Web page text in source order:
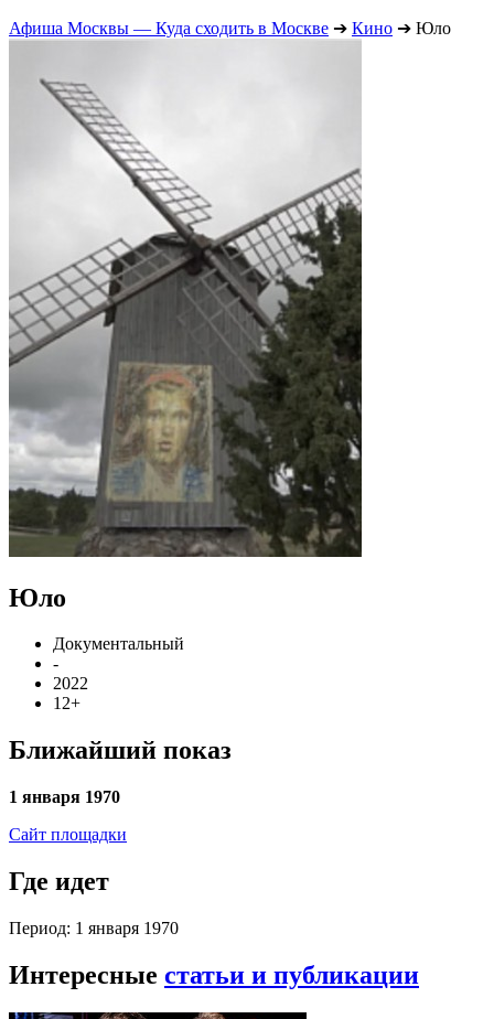
Афиша Москвы — Куда сходить в Москве ➔ Кино ➔ Юло
Юло
Документальный
-
2022
12+
Ближайший показ
1 января 1970
Сайт площадки
Где идет
Период: 1 января 1970
Интересные статьи и публикации